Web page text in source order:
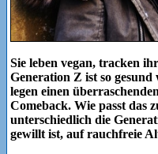
Sie leben vegan, tracken
Generation Z ist so
legen einen
Comeback. Wie passt das
unterschiedlich die
gewillt ist, auf rauchfreie